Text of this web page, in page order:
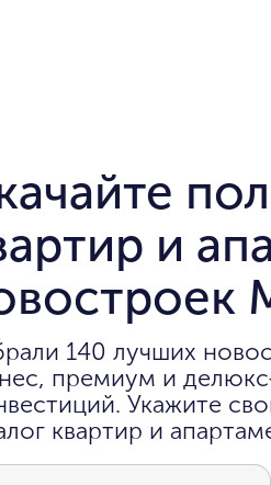
и
140 лучших
премиум и
Укажите
квартир и